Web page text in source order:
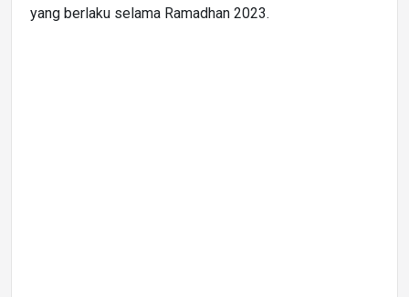
yang berlaku selama Ramadhan 2023.